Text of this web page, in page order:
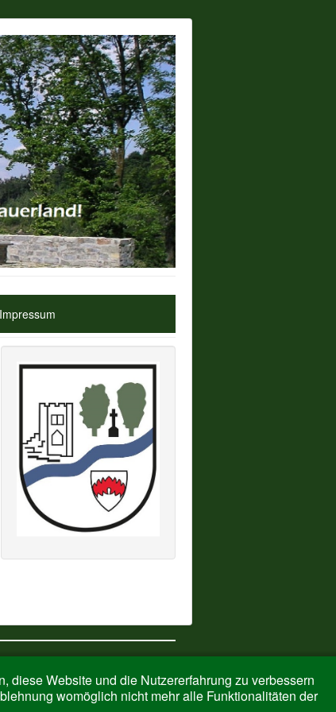
Impressum
diese Website und die Nutzererfahrung zu verbessern
womöglich nicht mehr alle Funktionalitäten der